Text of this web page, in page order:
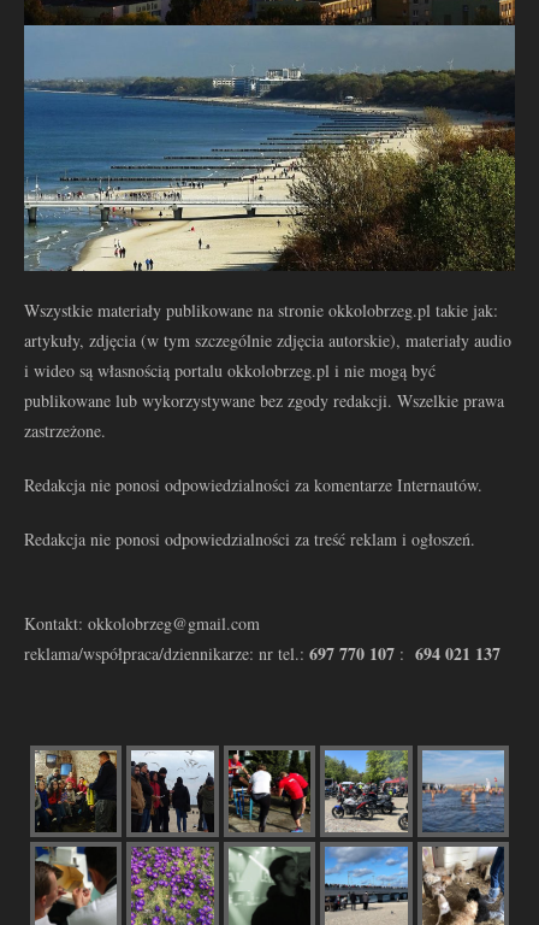
Wszystkie materiały publikowane na stronie okkolobrzeg.pl takie jak:
artykuły, zdjęcia (w tym szczególnie zdjęcia autorskie), materiały audio
i wideo są własnością portalu okkolobrzeg.pl i nie mogą być
publikowane lub wykorzystywane bez zgody redakcji. Wszelkie prawa
zastrzeżone.
Redakcja nie ponosi odpowiedzialności za komentarze Internautów.
Redakcja nie ponosi odpowiedzialności za treść reklam i ogłoszeń.
Kontakt: okkolobrzeg@gmail.com
reklama/współpraca/dziennikarze: nr tel.: 697 770 107 : 694 021 137